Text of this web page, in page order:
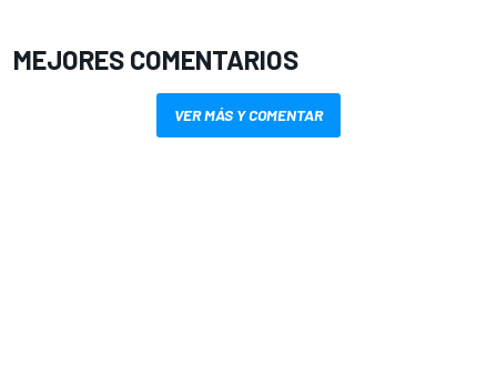
MEJORES COMENTARIOS
VER MÁS Y COMENTAR